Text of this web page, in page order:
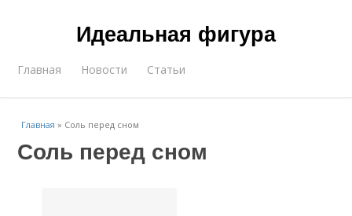
Идеальная фигура
Главная Новости Статьи
Главная » Соль перед сном
Соль перед сном